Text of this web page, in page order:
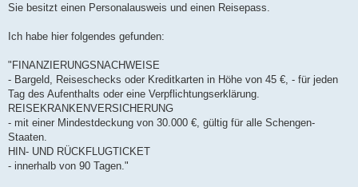
Sie besitzt einen Personalausweis und einen Reisepass.
Ich habe hier folgendes gefunden:
"FINANZIERUNGSNACHWEISE
- Bargeld, Reiseschecks oder Kreditkarten in Höhe von 45 €, - für jeden
Tag des Aufenthalts oder eine Verpflichtungserklärung.
REISEKRANKENVERSICHERUNG
- mit einer Mindestdeckung von 30.000 €, gültig für alle Schengen-
Staaten.
HIN- UND RÜCKFLUGTICKET
- innerhalb von 90 Tagen."